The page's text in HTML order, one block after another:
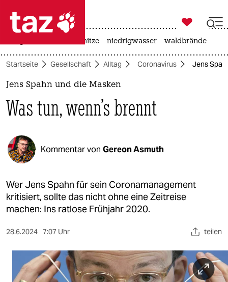
 taz zahl ich
taz zahl ich
themen
politik
öko
gesellschaft
kultur
sport
berlin
nord
wahrheit

taz zahl ich
hitze niedrigwasser waldbrände
Startseite Gesellschaft Alltag Coronavirus Jens
Jens Spahn und die Masken
Was tun, wenn's brennt
Kommentar von Gereon Asmuth
Wer Jens Spahn für sein Coronamanagement
kritisiert, sollte das nicht ohne eine Zeitreise
machen: Ins ratlose Frühjahr 2020.
28.6.2024 7:07 Uhr teilen